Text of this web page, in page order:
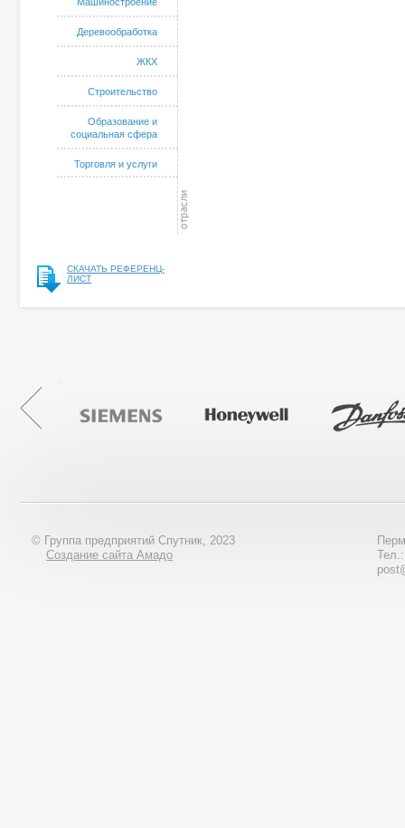
СКАЧАТЬ РЕФЕРЕНЦ-
ЛИСТ
Деревообработка
ЖКХ
Строительство
Образование и
социальная сфера
Торговля и услуги
© Группа предприятий Спутник, 2023
Создание сайта Амадо